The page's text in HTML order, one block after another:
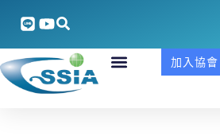
加入協會